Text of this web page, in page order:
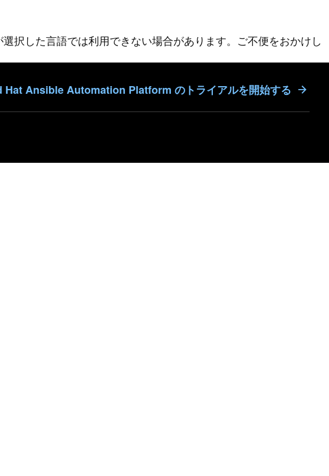
択した言語では利用できない場合があります。ご不便をおかけし
Hat Ansible Automation Platform のトライアルを開始する